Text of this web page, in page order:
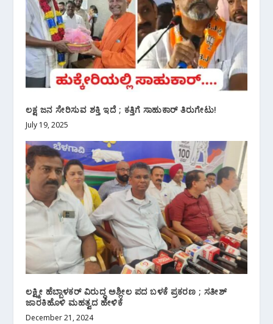
ಲಕ್ಷ ಜನ ಸೇರಿಸುವ ಶಕ್ತಿ ಇದೆ ; ಕತ್ತಿಗೆ ಸಾಹುಕಾರ್ ತಿರುಗೇಟು!
July 19, 2025
ಲಕ್ಷ್ಮೀ ಹೆಬ್ಬಾಳಕರ್ ವಿರುದ್ಧ ಅಶ್ಲೀಲ ಪದ ಬಳಕೆ ಪ್ರಕರಣ ; ಸತೀಶ್
ಜಾರಕಿಹೊಳಿ ಮಹತ್ವದ ಹೇಳಿಕೆ
December 21, 2024